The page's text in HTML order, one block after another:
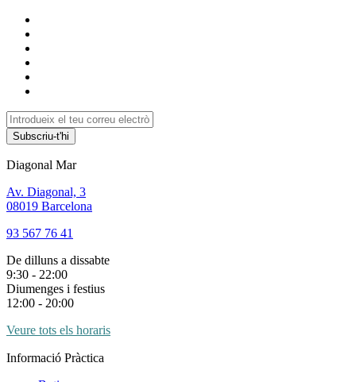
Subscriu-t'hi
Diagonal Mar
Av. Diagonal, 3
08019 Barcelona
93 567 76 41
De dilluns a dissabte
9:30 - 22:00
Diumenges i festius
12:00 - 20:00
Veure tots els horaris
Informació Pràctica